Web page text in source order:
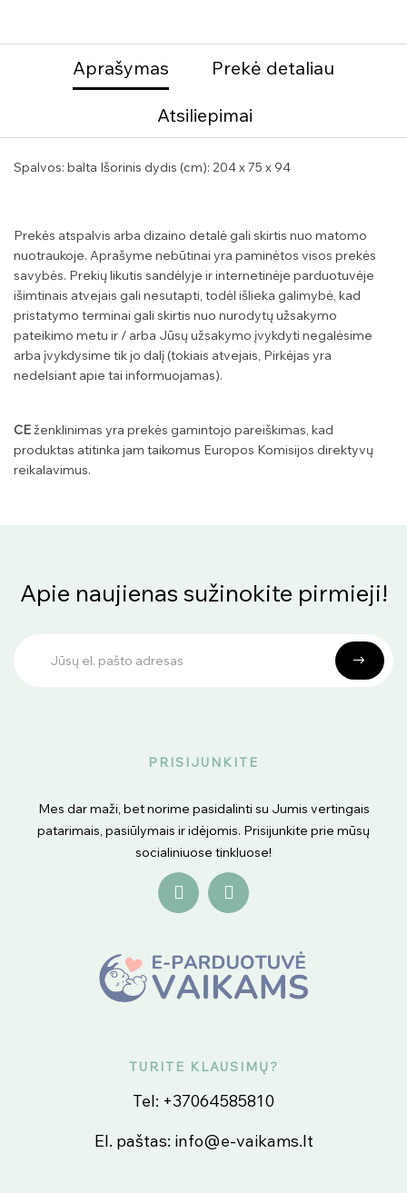
Aprašymas Prekė detaliau
Atsiliepimai
Spalvos: balta Išorinis dydis (cm): 204 x 75 x 94
Prekės atspalvis arba dizaino detalė gali skirtis nuo matomo
nuotraukoje. Aprašyme nebūtinai yra paminėtos visos prekės
savybės. Prekių likutis sandėlyje ir internetinėje parduotuvėje
išimtinais atvejais gali nesutapti, todėl išlieka galimybė, kad
pristatymo terminai gali skirtis nuo nurodytų užsakymo
pateikimo metu ir / arba Jūsų užsakymo įvykdyti negalėsime
arba įvykdysime tik jo dalį (tokiais atvejais, Pirkėjas yra
nedelsiant apie tai informuojamas).
CEženklinimas yra prekės gamintojo pareiškimas, kad
produktas atitinka jam taikomus Europos Komisijos direktyvų
reikalavimus.
Apie naujienas sužinokite pirmieji!
TURITE KLAUSIMŲ?
Tel: +37064585810
El. paštas: info@e-vaikams.lt
PRISIJUNKITE
Mes dar maži, bet norime pasidalinti su Jumis vertingais
patarimais, pasiūlymais ir idėjomis. Prisijunkite prie mūsų
socialiniuose tinkluose!